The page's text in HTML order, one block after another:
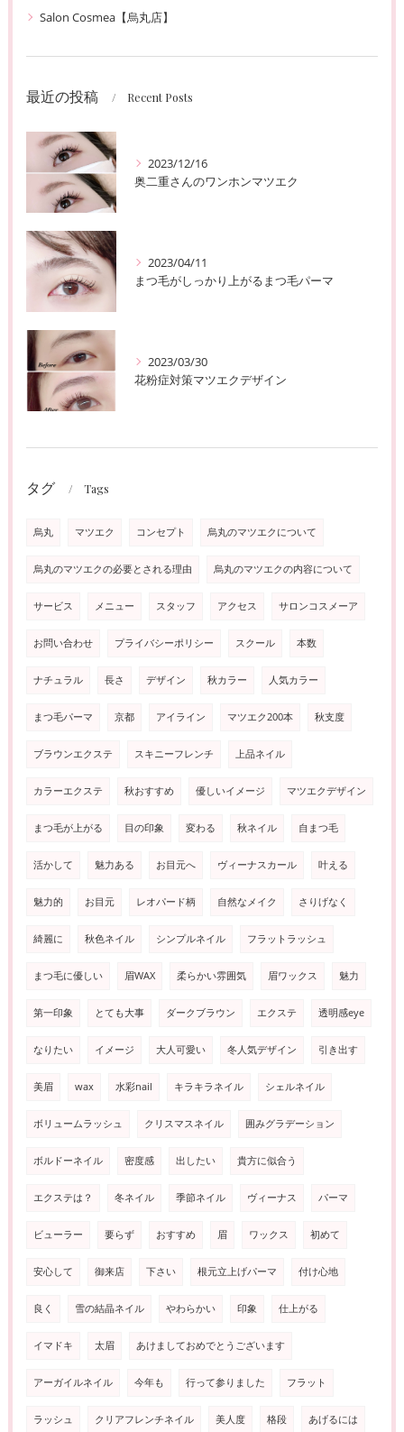
Salon Cosmea【烏丸店】
最近の投稿 Recent Posts
2023/12/16
奥二重さんのワンホンマツエク
2023/04/11
まつ毛がしっかり上がるまつ毛パーマ
2023/03/30
花粉症対策マツエクデザイン
タグ Tags
烏丸 マツエク コンセプト 烏丸のマツエクについて
烏丸のマツエクの必要とされる理由 烏丸のマツエクの内容について
サービス メニュー スタッフ アクセス サロンコスメーア
お問い合わせ プライバシーポリシー スクール 本数
ナチュラル 長さ デザイン 秋カラー 人気カラー
まつ毛パーマ 京都 アイライン マツエク200本 秋支度
ブラウンエクステ スキニーフレンチ 上品ネイル
カラーエクステ 秋おすすめ 優しいイメージ マツエクデザイン
まつ毛が上がる 目の印象 変わる 秋ネイル 自まつ毛
活かして 魅力ある お目元へ ヴィーナスカール 叶える
魅力的 お目元 レオパード柄 自然なメイク さりげなく
綺麗に 秋色ネイル シンプルネイル フラットラッシュ
まつ毛に優しい 眉WAX 柔らかい雰囲気 眉ワックス 魅力
第一印象 とても大事 ダークブラウン エクステ 透明感eye
なりたい イメージ 大人可愛い 冬人気デザイン 引き出す
美眉 wax 水彩nail キラキラネイル シェルネイル
ボリュームラッシュ クリスマスネイル 囲みグラデーション
ボルドーネイル 密度感 出したい 貴方に似合う
エクステは？ 冬ネイル 季節ネイル ヴィーナス パーマ
ビューラー 要らず おすすめ 眉 ワックス 初めて
安心して 御来店 下さい 根元立上げパーマ 付け心地
良く 雪の結晶ネイル やわらかい 印象 仕上がる
イマドキ 太眉 あけましておめでとうございます
アーガイルネイル 今年も 行って参りました フラット
ラッシュ クリアフレンチネイル 美人度 格段 あげるには